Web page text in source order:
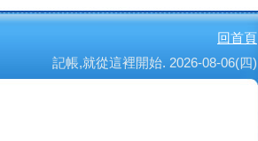
回首頁
記帳,就從這裡開始. 2026-08-06(四)